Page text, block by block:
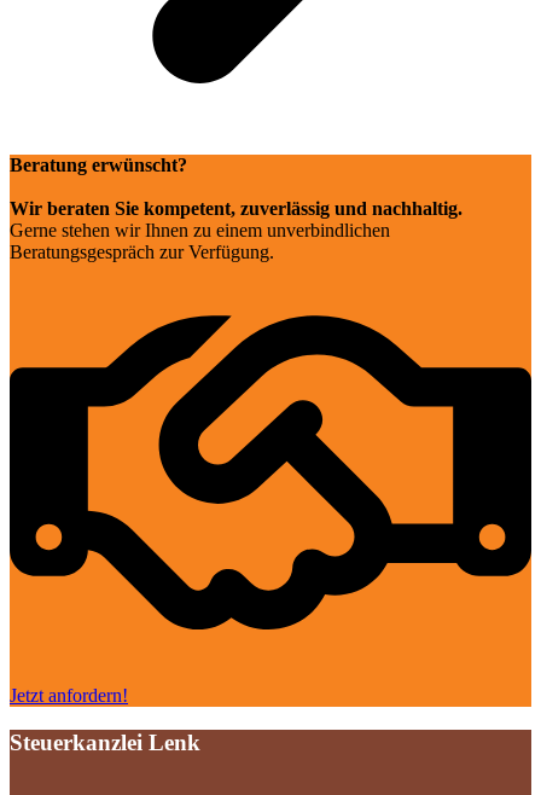
Beratung erwünscht?
Wir beraten Sie kompetent, zuverlässig und nachhaltig.
Gerne stehen wir Ihnen zu einem unverbindlichen
Beratungsgespräch zur Verfügung.
Jetzt anfordern!
Steuerkanzlei Lenk